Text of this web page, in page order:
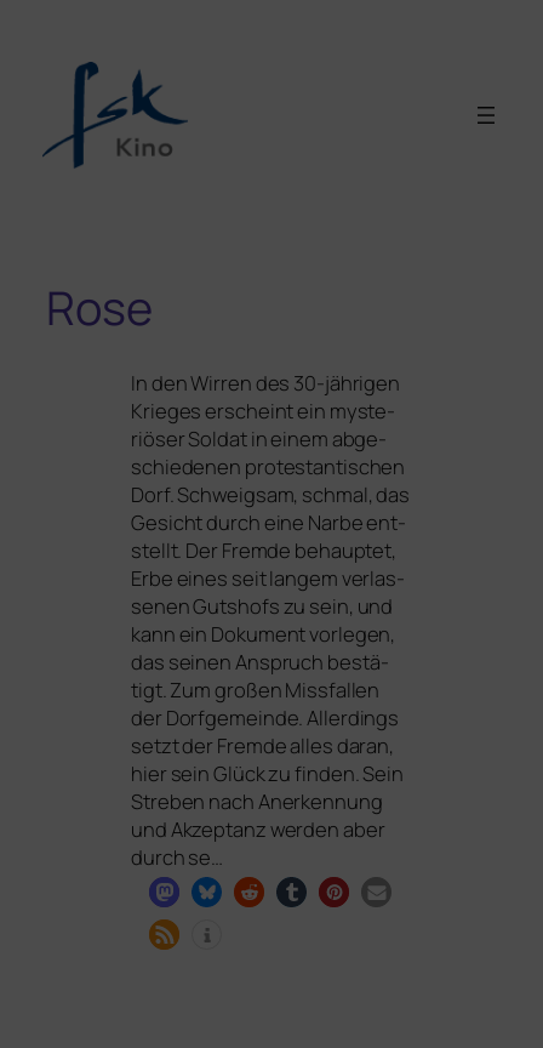
Rose
In den Wirren des 30-jäh­ri­gen
Krieges erscheint ein mys­te­
riö­ser Soldat in einem abge­
schie­de­nen pro­tes­tan­ti­schen
Dorf. Schweigsam, schmal, das
Gesicht durch eine Narbe ent­
stellt. Der Fremde behaup­tet,
Erbe eines seit lan­gem ver­las­
se­nen Gutshofs zu sein, und
kann ein Dokument vor­le­gen,
das sei­nen Anspruch bestä­
tigt. Zum gro­ßen Missfallen
der Dorfgemeinde. Allerdings
setzt der Fremde alles dar­an,
hier sein Glück zu fin­den. Sein
Streben nach Anerkennung
und Akzeptanz wer­den aber
durch se…